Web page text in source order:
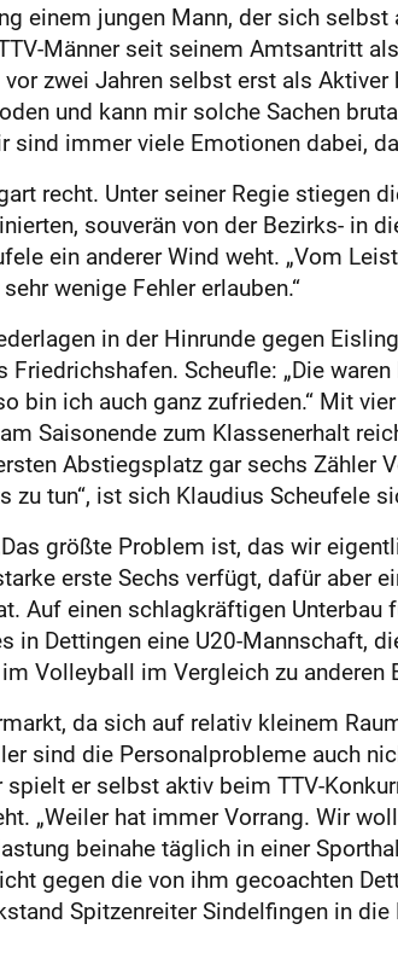
einem jungen Mann, der sich selbst
Männer seit seinem Amtsantritt
zwei Jahren selbst erst als Aktiver
und kann mir solche Sachen
immer viele Emotionen dabei,
recht. Unter seiner Regie stiegen
souverän von der Bezirks- in
ein anderer Wind weht. „Vom
wenige Fehler erlauben.“
in der Hinrunde gegen
Scheufle: „Die
ich auch ganz zufrieden.“ Mit
Saisonende zum Klassenerhalt
Abstiegsplatz gar sechs Zähler
tun“, ist sich Klaudius Scheufele
größte Problem ist, das wir
erste Sechs verfügt, dafür aber
Auf einen schlagkräftigen Unterbau
in Dettingen eine U20-Mannschaft,
Volleyball im Vergleich zu
da sich auf relativ kleinem
sind die Personalprobleme auch
er selbst aktiv beim TTV-
„Weiler hat immer Vorrang. Wir
beinahe täglich in einer
gegen die von ihm gecoachten
Spitzenreiter Sindelfingen in